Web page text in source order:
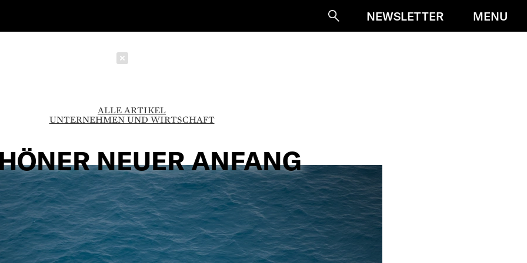
SucheNEWSLETTER MENU
ALLE ARTIKEL
UNTERNEHMEN UND WIRTSCHAFT
NEUER ANFANG